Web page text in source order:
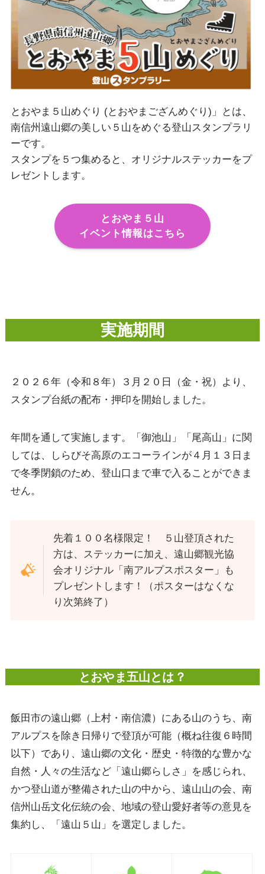
とおやま５山めぐり (とおやまござんめぐり)」とは、
南信州遠山郷の美しい５山をめぐる登山スタンプラリ
ーです。
スタンプを５つ集めると、オリジナルステッカーをプ
レゼントします。
とおやま５山
イベント情報はこちら
実施期間
２０２６年（令和８年）３月２０日（金・祝）より、
スタンプ台紙の配布・押印を開始しました。
年間を通して実施します。「御池山」「尾高山」に関
しては、しらびそ高原のエコーラインが４月１３日ま
で冬季閉鎖のため、登山口まで車で入ることができま
せん。
先着１００名様限定！ ５山登頂された
方は、ステッカーに加え、遠山郷観光協
会オリジナル「南アルプスポスター」も
プレゼントします！（ポスターはなくな
り次第終了）
とおやま五山とは？
飯田市の遠山郷（上村・南信濃）にある山のうち、南
アルプスを除き日帰りで登頂が可能（概ね往復６時間
以下）であり、遠山郷の文化・歴史・特徴的な豊かな
自然・人々の生活など「遠山郷らしさ」を感じられ、
かつ登山道が整備された山の中から、遠山山の会、南
信州山岳文化伝統の会、地域の登山愛好者等の意見を
集約し、「遠山５山」を選定しました。